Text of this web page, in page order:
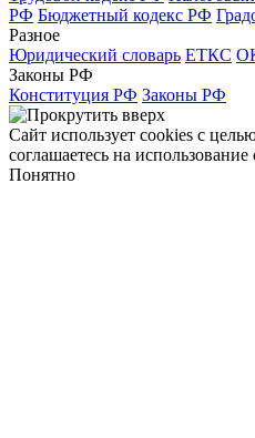
РФ Бюджетный кодекс РФ
Разное
Юридический словарь ЕТКС
Законы РФ
Конституция РФ Законы РФ
Сайт использует cookies с
соглашаетесь на использование
Понятно